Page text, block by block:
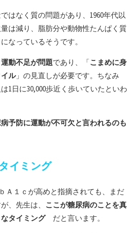
はなく質の問題があり、1960年代以
は減り、脂肪分や動物性たんぱく質
なっているそうです。
動不足が問題であり、「こまめに身
ル」の見直しが必要です。ちなみ
1日に30,000歩近く歩いていたといわ
予防に運動が不可欠と言われるのも
イミング
Ａ１ｃが高めと指摘されても、まだ
、先生は、 ここが糖尿病のことを真
タイミングだと言います。